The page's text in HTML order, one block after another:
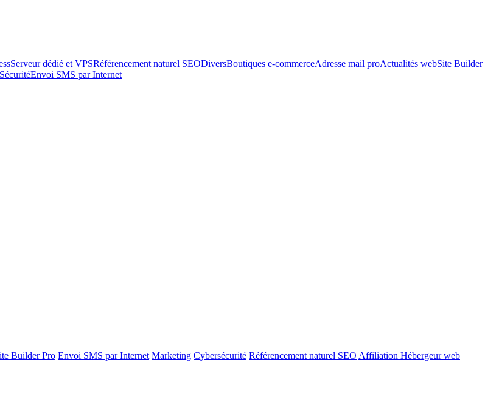
Serveur dédié et VPSRéférencement naturel SEODiversBoutiques e-commerceAdresse mail proActualités webSite Builder
SécuritéEnvoi SMS par Internet
Builder Pro Envoi SMS par Internet Marketing Cybersécurité Référencement naturel SEO Affiliation Hébergeur web